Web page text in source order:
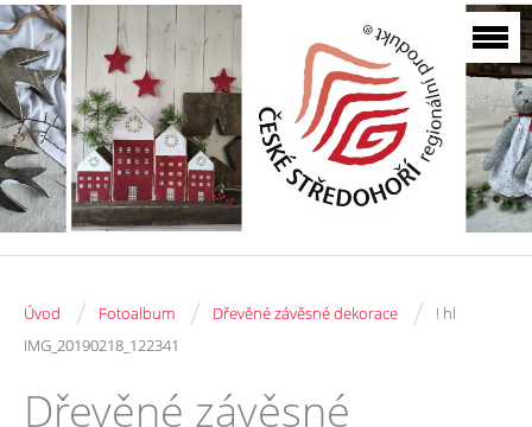
Úvod / Fotoalbum / Dřevěné závěsné dekorace /
! hl
IMG_20190218_122341
Dřevěné závěsné